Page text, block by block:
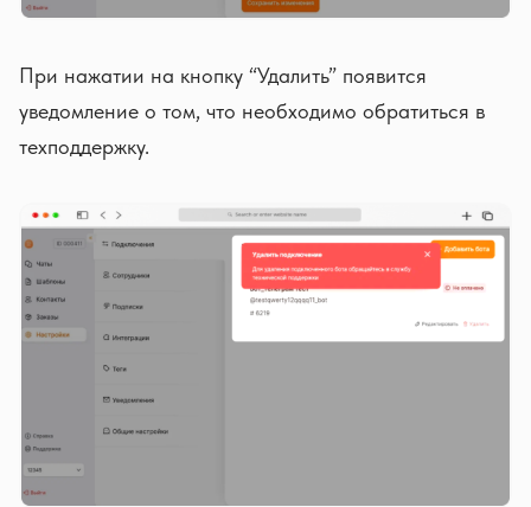
При нажатии на кнопку “Удалить” появится
уведомление о том, что необходимо обратиться в
техподдержку.